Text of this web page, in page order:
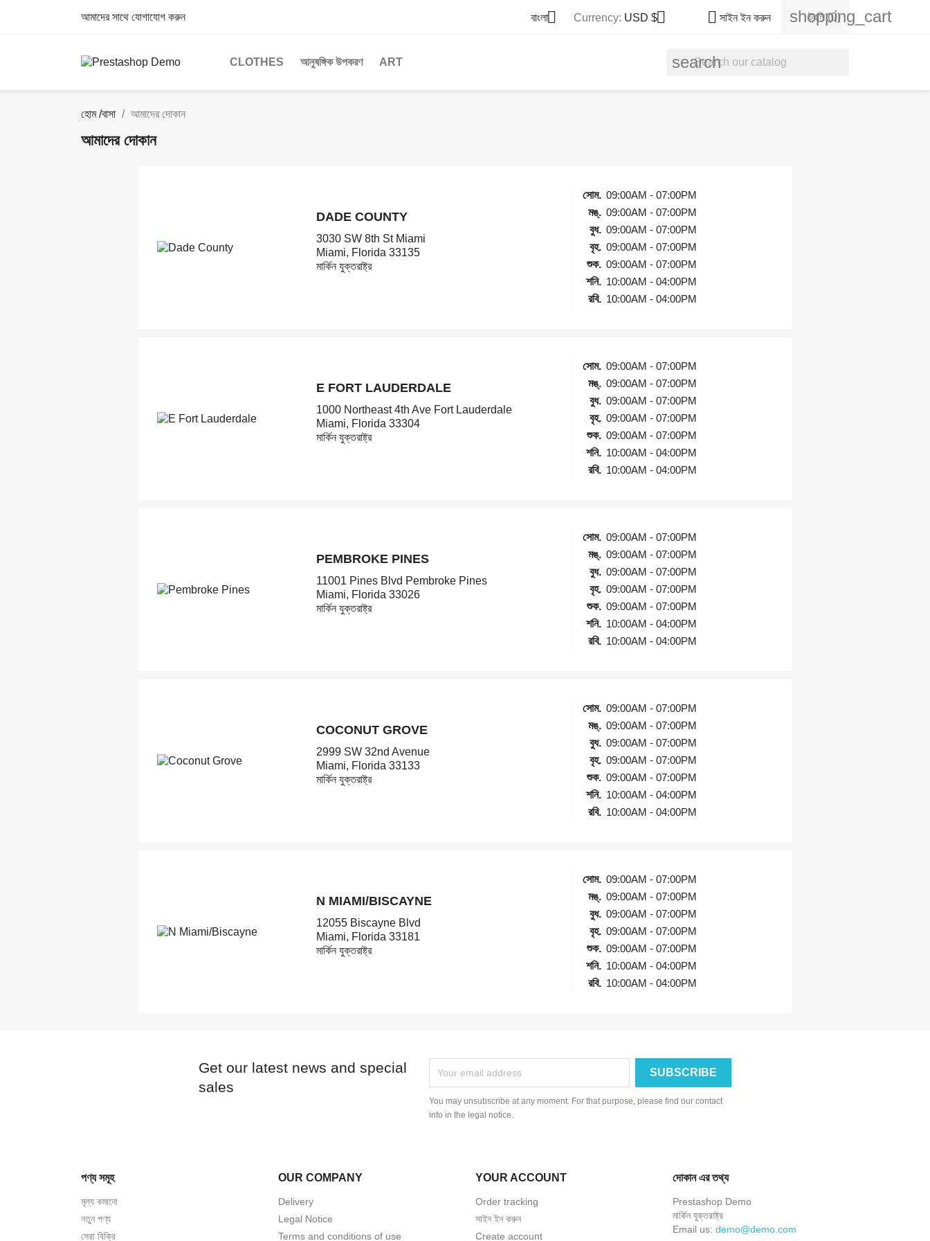
আমাদের সাথে যোগাযোগ করুন বাংলা Currency: USD $  সাইন ইন করুন shopping_cart
ট্রলি (0)
CLOTHES আনুষঙ্গিক উপকরণ ART search
হোম /বাসা আমাদের দোকান
আমাদের দোকান
DADE COUNTY
3030 SW 8th St Miami
Miami, Florida 33135
মার্কিন যুক্তরাষ্ট্র
সোম. 09:00AM - 07:00PM
মঙ্. 09:00AM - 07:00PM
বুধ. 09:00AM - 07:00PM
বৃহ. 09:00AM - 07:00PM
শুক. 09:00AM - 07:00PM
শনি. 10:00AM - 04:00PM
রবি. 10:00AM - 04:00PM
E FORT LAUDERDALE
1000 Northeast 4th Ave Fort Lauderdale
Miami, Florida 33304
মার্কিন যুক্তরাষ্ট্র
সোম. 09:00AM - 07:00PM
মঙ্. 09:00AM - 07:00PM
বুধ. 09:00AM - 07:00PM
বৃহ. 09:00AM - 07:00PM
শুক. 09:00AM - 07:00PM
শনি. 10:00AM - 04:00PM
রবি. 10:00AM - 04:00PM
PEMBROKE PINES
11001 Pines Blvd Pembroke Pines
Miami, Florida 33026
মার্কিন যুক্তরাষ্ট্র
সোম. 09:00AM - 07:00PM
মঙ্. 09:00AM - 07:00PM
বুধ. 09:00AM - 07:00PM
বৃহ. 09:00AM - 07:00PM
শুক. 09:00AM - 07:00PM
শনি. 10:00AM - 04:00PM
রবি. 10:00AM - 04:00PM
COCONUT GROVE
2999 SW 32nd Avenue
Miami, Florida 33133
মার্কিন যুক্তরাষ্ট্র
সোম. 09:00AM - 07:00PM
মঙ্. 09:00AM - 07:00PM
বুধ. 09:00AM - 07:00PM
বৃহ. 09:00AM - 07:00PM
শুক. 09:00AM - 07:00PM
শনি. 10:00AM - 04:00PM
রবি. 10:00AM - 04:00PM
N MIAMI/BISCAYNE
12055 Biscayne Blvd
Miami, Florida 33181
মার্কিন যুক্তরাষ্ট্র
সোম. 09:00AM - 07:00PM
মঙ্. 09:00AM - 07:00PM
বুধ. 09:00AM - 07:00PM
বৃহ. 09:00AM - 07:00PM
শুক. 09:00AM - 07:00PM
শনি. 10:00AM - 04:00PM
রবি. 10:00AM - 04:00PM
Get our latest news and special
sales
You may unsubscribe at any moment. For that purpose, please find our contact
info in the legal notice.
পণ্য সমূহ
মূল্য কমানো
নতুন পণ্য
সেরা বিক্রি
OUR COMPANY
Delivery
Legal Notice
Terms and conditions of use
YOUR ACCOUNT
Order tracking
সাইন ইন করুন
Create account
দোকান এর তথ্য
Prestashop Demo
মার্কিন যুক্তরাষ্ট্র
Email us: demo@demo.com